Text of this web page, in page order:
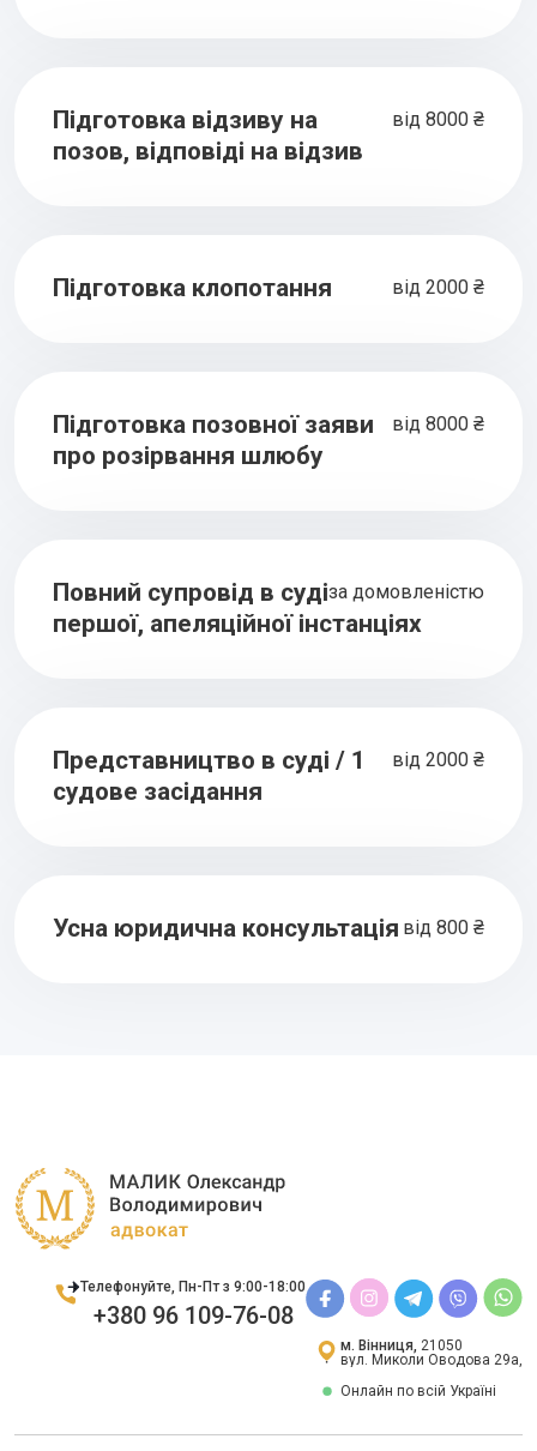
від 8000 ₴
Підготовка відзиву на
позов, відповіді на відзив
від 2000 ₴
Підготовка клопотання
від 8000 ₴
Підготовка позовної заяви
про розірвання шлюбу
за домовленістю
Повний супровід в суді
першої, апеляційної інстанціях
від 2000 ₴
Представництво в суді / 1
судове засідання
від 800 ₴
Усна юридична консультація
Телефонуйте, Пн-Пт з 9:00-18:00
+380 96 109-76-08
м. Вінниця, 21050
вул. Миколи Оводова 29а,
Онлайн по всій Україні